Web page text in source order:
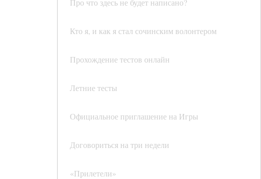
Про что здесь не будет написано?
Кто я, и как я стал сочинским волонтером
Прохождение тестов онлайн
Летние тесты
Официальное приглашение на Игры
Договориться на три недели
«Прилетели»